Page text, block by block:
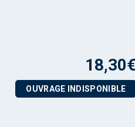
18,30
OUVRAGE INDISPONIBLE